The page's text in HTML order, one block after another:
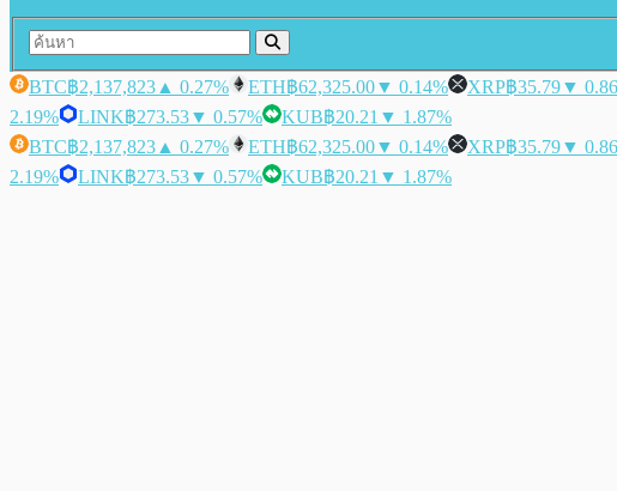
BTC฿2,137,823 ▲ 0.27% ETH฿62,325.00▼ 0.14% XRP฿35.79▼
2.19%
LINK฿273.53▼ 0.57% KUB฿20.21 ▼ 1.87%
BTC฿2,137,823 ▲ 0.27% ETH฿62,325.00▼ 0.14% XRP฿35.79▼
2.19%
LINK฿273.53▼ 0.57% KUB฿20.21 ▼ 1.87%